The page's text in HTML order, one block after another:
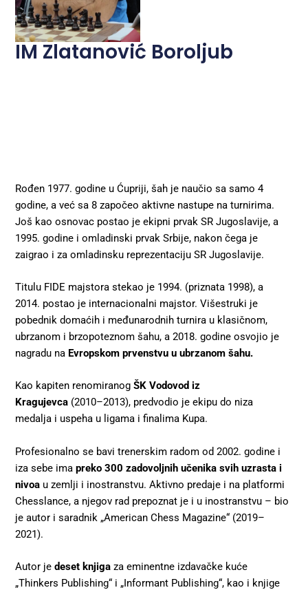
Rođen 1977. godine u Ćupriji, šah je naučio sa samo 4
godine, a već sa 8 započeo aktivne nastupe na turnirima.
Još kao osnovac postao je ekipni prvak SR Jugoslavije, a
1995. godine i omladinski prvak Srbije, nakon čega je
zaigrao i za omladinsku reprezentaciju SR Jugoslavije.
Titulu FIDE majstora stekao je 1994. (priznata 1998), a
2014. postao je internacionalni majstor. Višestruki je
pobednik domaćih i međunarodnih turnira u klasičnom,
ubrzanom i brzopoteznom šahu, a 2018. godine osvojio je
nagradu na Evropskom prvenstvu u ubrzanom šahu.
Kao kapiten renomiranogŠK Vodovod iz
Kragujevca (2010–2013), predvodio je ekipu do niza
medalja i uspeha u ligama i finalima Kupa.
Profesionalno se bavi trenerskim radom od 2002. godine i
iza sebe imapreko 300 zadovoljnih učenika svih uzrasta i
nivoa u zemlji i inostranstvu. Aktivno predaje i na platformi
Chesslance, a njegov rad prepoznat je i u inostranstvu – bio
je autor i saradnik „American Chess Magazine“ (2019–
2021).
Autor jedeset knjiga za eminentne izdavačke kuće
„Thinkers Publishing“ i „Informant Publishing“, kao i knjige
IM Zlatanović Boroljub